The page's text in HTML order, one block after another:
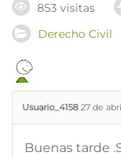
853 visitas
Derecho Civil
Usuario_4158 27 de
Buenas tarde